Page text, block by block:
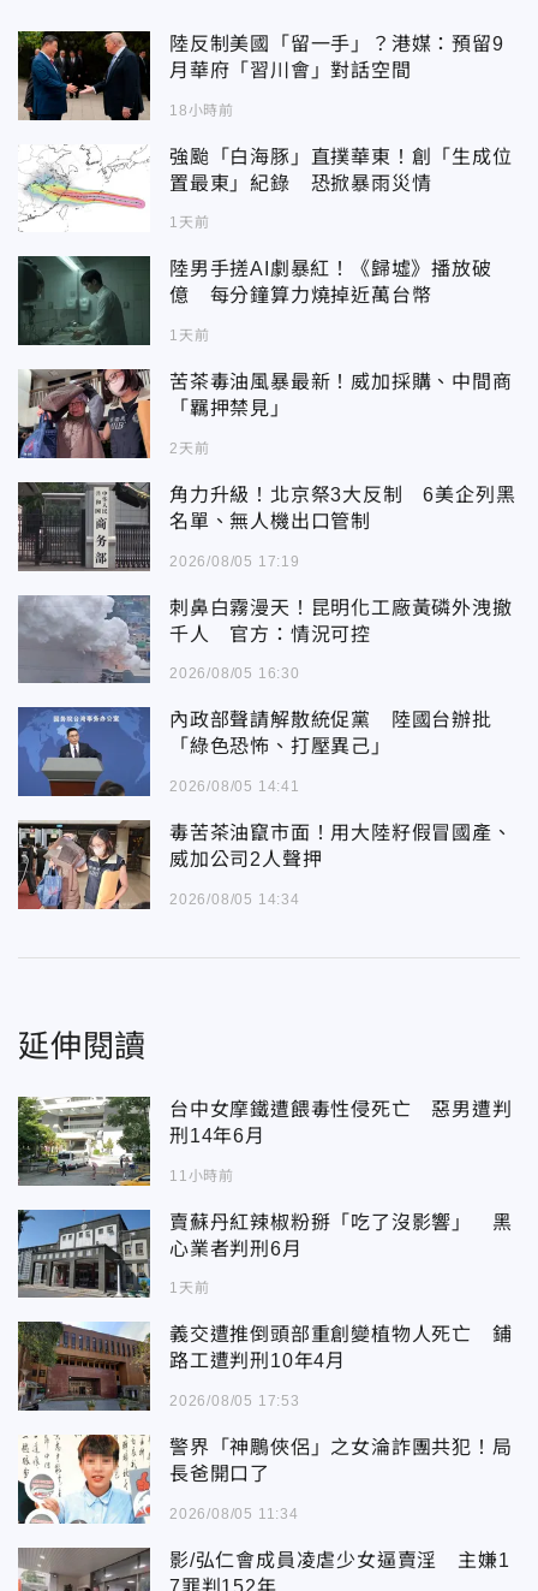
陸反制美國「留一手」？港媒：預留9
月華府「習川會」對話空間
18小時前
強颱「白海豚」直撲華東！創「生成位
置最東」紀錄 恐掀暴雨災情
1天前
陸男手搓AI劇暴紅！《歸墟》播放破
億 每分鐘算力燒掉近萬台幣
1天前
苦茶毒油風暴最新！威加採購、中間商
「羈押禁見」
2天前
角力升級！北京祭3大反制 6美企列黑
名單、無人機出口管制
2026/08/05 17:19
刺鼻白霧漫天！昆明化工廠黃磷外洩撤
千人 官方：情況可控
2026/08/05 16:30
內政部聲請解散統促黨 陸國台辦批
「綠色恐怖、打壓異己」
2026/08/05 14:41
毒苦茶油竄市面！用大陸籽假冒國產、
威加公司2人聲押
2026/08/05 14:34
延伸閱讀
台中女摩鐵遭餵毒性侵死亡 惡男遭判
刑14年6月
11小時前
賣蘇丹紅辣椒粉掰「吃了沒影響」 黑
心業者判刑6月
1天前
義交遭推倒頭部重創變植物人死亡 鋪
路工遭判刑10年4月
2026/08/05 17:53
警界「神鵰俠侶」之女淪詐團共犯！局
長爸開口了
2026/08/05 11:34
影/弘仁會成員凌虐少女逼賣淫 主嫌1
7罪判152年